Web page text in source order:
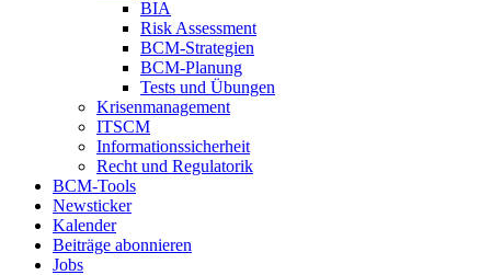
BIA
Risk Assessment
BCM-Strategien
BCM-Planung
Tests und Übungen
Krisenmanagement
ITSCM
Informationssicherheit
Recht und Regulatorik
BCM-Tools
Newsticker
Kalender
Beiträge abonnieren
Jobs